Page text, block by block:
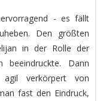
- es fällt
Den größten
in der Rolle der
Dann
agil verkörpert von
fast den Eindruck,